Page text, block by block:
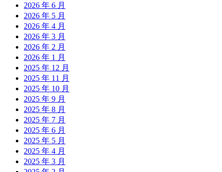
2026 年 6 月
2026 年 5 月
2026 年 4 月
2026 年 3 月
2026 年 2 月
2026 年 1 月
2025 年 12 月
2025 年 11 月
2025 年 10 月
2025 年 9 月
2025 年 8 月
2025 年 7 月
2025 年 6 月
2025 年 5 月
2025 年 4 月
2025 年 3 月